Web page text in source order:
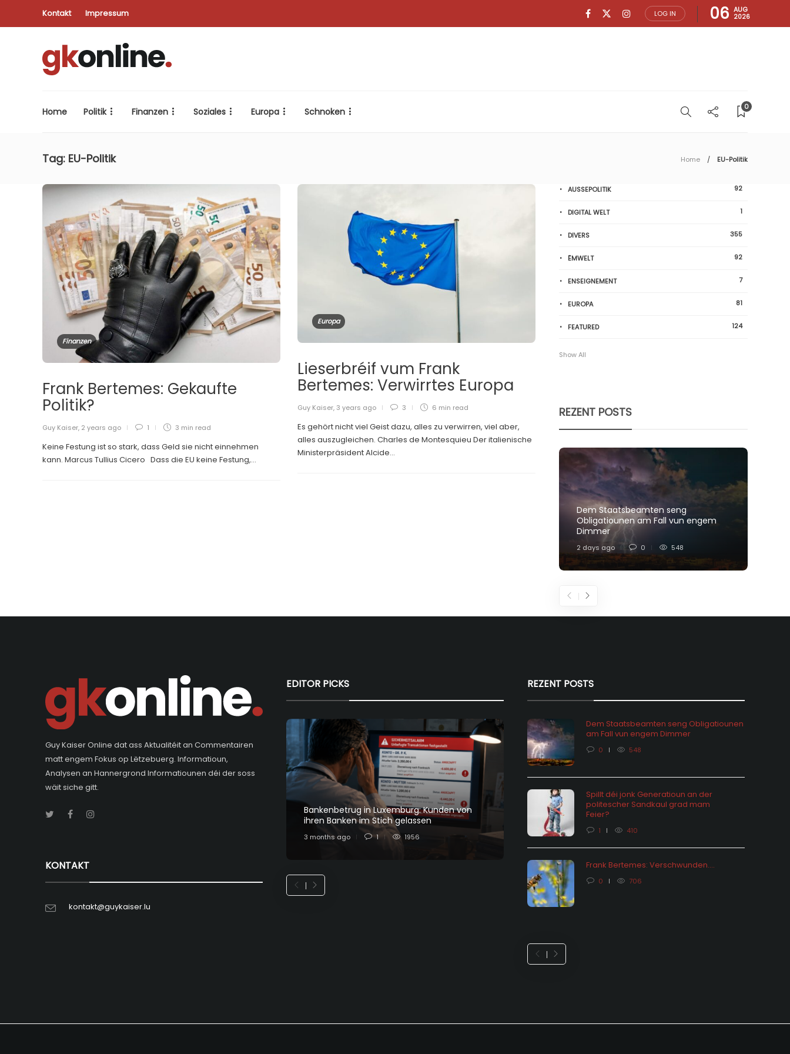
Kontakt Impressum LOG IN 06 AUG
2026
Home Politik Finanzen Soziales Europa Schnoken 0
Tag: EU-Politik Home EU-Politik
Finanzen
Frank Bertemes: Gekaufte
Politik?
Guy Kaiser, 2 years ago 1 3 min read
Keine Festung ist so stark, dass Geld sie nicht einnehmen
kann. Marcus Tullius Cicero Dass die EU keine Festung,...
Europa
Lieserbréif vum Frank
Bertemes: Verwirrtes Europa
Guy Kaiser, 3 years ago 3 6 min read
Es gehört nicht viel Geist dazu, alles zu verwirren, viel aber,
alles auszugleichen. Charles de Montesquieu Der italienische
Ministerpräsident Alcide...
AUSSEPOLITIK 92
DIGITAL WELT 1
DIVERS 355
ËMWELT 92
ENSEIGNEMENT 7
EUROPA 81
FEATURED 124
Show All
REZENT POSTS
Dem Staatsbeamten seng
Obligatiounen am Fall vun engem
Dimmer
2 days ago 0 548
Guy Kaiser Online dat ass Aktualitéit an Commentairen
matt engem Fokus op Lëtzebuerg. Informatioun,
Analysen an Hannergrond Informatiounen déi der soss
wäit siche gitt.
KONTAKT
kontakt@guykaiser.lu
EDITOR PICKS
Bankenbetrug in Luxemburg: Kunden von
ihren Banken im Stich gelassen
3 months ago 1 1956
Chômage: vu Statistiken an hire
Lektiounen
7 months ago
REZENT POSTS
Dem Staatsbeamten seng Obligatiounen
am Fall vun engem Dimmer
0 548
Spillt déi jonk Generatioun an der
politescher Sandkaul grad mam
Feier?
1 410
Frank Bertemes: Verschwunden….
0 706